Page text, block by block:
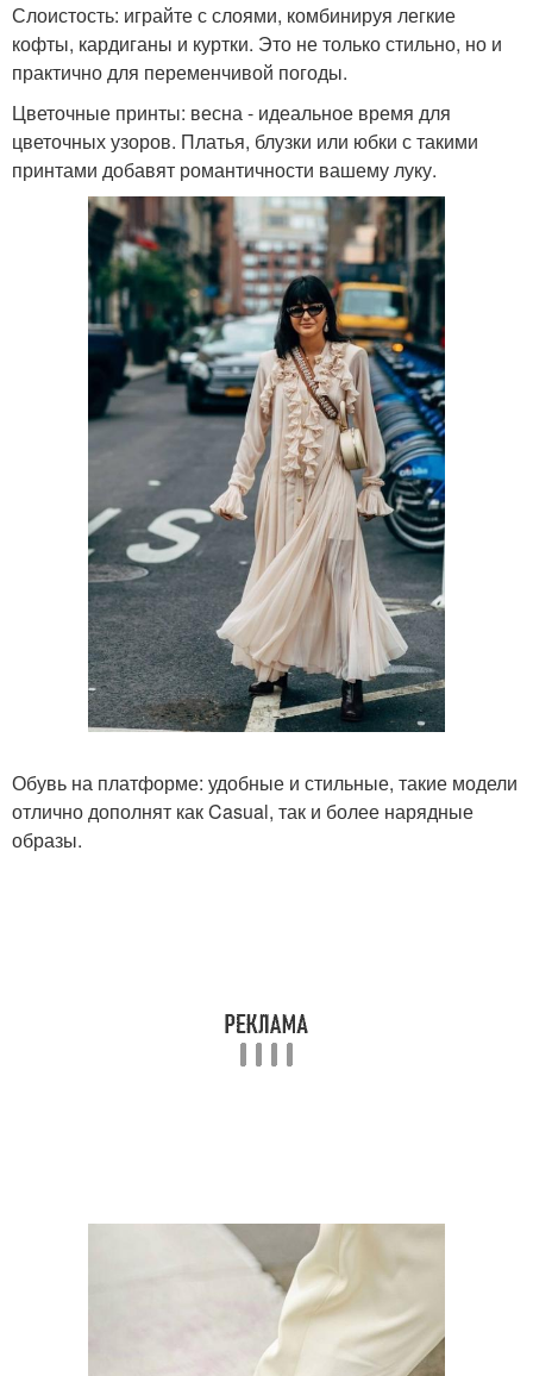
Слоистость: играйте с слоями, комбинируя легкие
кофты, кардиганы и куртки. Это не только стильно, но и
практично для переменчивой погоды.
Цветочные принты: весна - идеальное время для
цветочных узоров. Платья, блузки или юбки с такими
принтами добавят романтичности вашему луку.
Обувь на платформе: удобные и стильные, такие модели
отлично дополнят как Casual, так и более нарядные
образы.